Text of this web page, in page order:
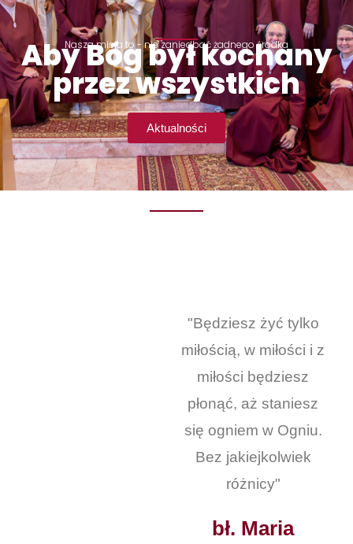
Nasza misja to - nie zaniedbać żadnego środka
Aby Bóg był kochany
przez wszystkich
Aktualności
"Będziesz żyć tylko
miłością, w miłości i z
miłości będziesz
płonąć, aż staniesz
się ogniem w Ogniu.
Bez jakiejkolwiek
różnicy"
bł. Maria